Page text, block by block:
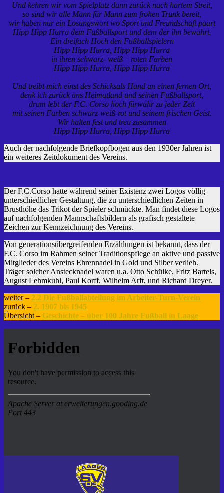
Und kehren wir vom Spielplatz dann zurück nach hartem Streit,
so sind wir alle Mann für Mann zum frohen Trunk bereit,
wir haben nur ein Losungswort wo Sport und Freundschaft paart
Hipp Hipp Hurra dem Fußballsport und dem der ihn bewahrt.
Ein dreifach Hoch den Fußballspielern
Hipp Hipp Hurra, Hipp Hipp Hurra
in ihren schwarz- weiß – roten Farben
Hipp Hipp Hurra, Hipp Hipp Hurra
Und treibt mich einst des Schicksals Hand an einen fernen Ort,
denk ich zurück ans Heimatland und seinen Fußballsport,
drum lebt der F.C. Corso hoch fürwahr zu jeder Zeit
mit seinen Farben schwarz-weiß-rot und seinem frischen Geist.
Wir halten fest und treu zusammen
Hipp Hipp Hurra, Hipp Hipp Hurra
Auch der nachfolgende Briefkopfbogen aus den 1930er Jahren ist
ein weiteres Zeitdokument des Vereins.
Der F.C.Corso hatte während seiner Existenz zwei Logos völlig
unterschiedlicher Gestaltung, die zu unterschiedlichen Zeiten in
Brusthöhe das Trikot der Spieler schmückte. Man findet diese Logos
auf nachfolgenden Mannschaftsbildern als grafisch gestaltete
Zeichen zur Kennzeichnung des Vereins.
Von generationsübergreifenden Erzählungen ist bekannt, dass der
F.C. Corso im Rahmen seiner Traditionspflege an aktive und passive
Mitglieder des Vereins Ehrennadel in Gold und Silber verlieh.
Träger solcher Anstecknadel waren u.a. Otto Schülke, Fritz Bartels,
August Lehmkuhl, Paul Korff, Wilhelm Arft, und Richard Dreyer.
weiter – 2.2 Die Fußballabteilung im Arbeiter-Turn-Verein
zurück – 2. 1907 bis 1945
Übersicht – Geschichte – über 100 Jahre Fußball in Laage